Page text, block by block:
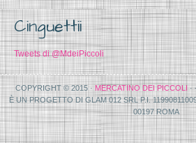
Cinguettii
Tweets di @MdeiPiccoli
COPYRIGHT © 2015 · MERCATINO DEI PICCOLI ·
È UN PROGETTO DI GLAM 012 SRL P.I.
00197 ROMA